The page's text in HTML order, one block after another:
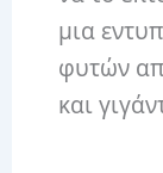
μια
φυτών
και